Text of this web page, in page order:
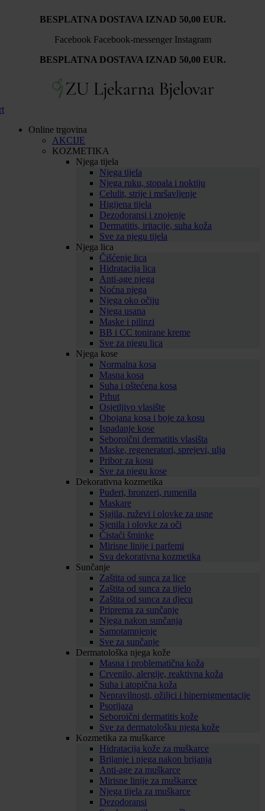
BESPLATNA DOSTAVA IZNAD 50,00 EUR.
Facebook Facebook-messenger Instagram
BESPLATNA DOSTAVA IZNAD 50,00 EUR.
Online trgovina
AKCIJE
KOZMETIKA
Njega tijela
Njega tijela
Njega ruku, stopala i noktiju
Celulit, strije i mršavljenje
Higijena tijela
Dezodoransi i znojenje
Dermatitis, iritacije, suha koža
Sve za njegu tijela
Njega lica
Čišćenje lica
Hidratacija lica
Anti-age njega
Noćna njega
Njega oko očiju
Njega usana
Maske i pilinzi
BB i CC tonirane kreme
Sve za njegu lica
Njega kose
Normalna kosa
Masna kosa
Suha i oštećena kosa
Prhut
Osjetljivo vlasište
Obojana kosa i boje za kosu
Ispadanje kose
Seboroični dermatitis vlasišta
Maske, regeneratori, sprejevi, ulja
Pribor za kosu
Sve za njegu kose
Dekorativna kozmetika
Puderi, bronzeri, rumenila
Maskare
Sjajila, ruževi i olovke za usne
Sjenila i olovke za oči
Čistaći šminke
Mirisne linije i parfemi
Sva dekorativna kozmetika
Sunčanje
Zaštita od sunca za lice
Zaštita od sunca za tijelo
Zaštita od sunca za djecu
Priprema za sunčanje
Njega nakon sunčanja
Samotamnjenje
Sve za sunčanje
Dermatološka njega kože
Masna i problematična koža
Crvenilo, alergije, reaktivna koža
Suha i atopična koža
Nepravilnosti, ožiljci i hiperpigmentacije
Psorijaza
Seboroični dermatitis kože
Sve za dermatološku njega kože
Kozmetika za muškarce
Hidratacija kože za muškarce
Brijanje i njega nakon brijanja
Anti-age za muškarce
Mirisne linije za muškarce
Njega tijela za muškarce
Dezodoransi